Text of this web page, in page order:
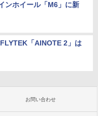
ンホイール「M6」に新
「AINOTE 2」は
お問い合わせ